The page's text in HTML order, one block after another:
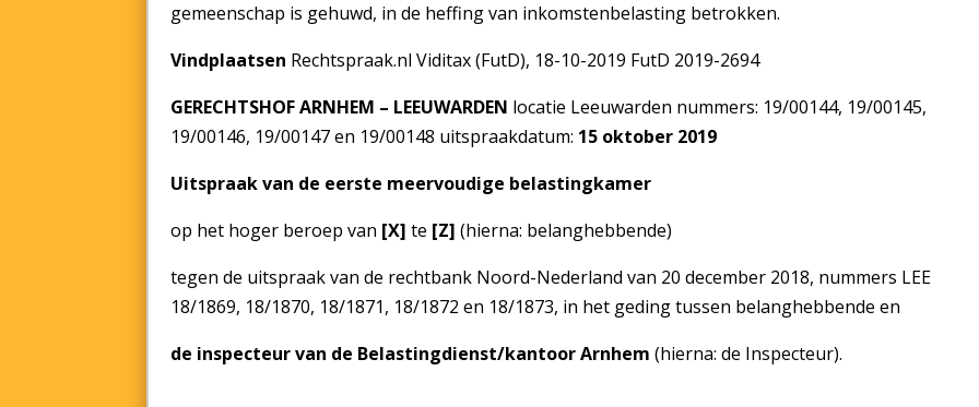
gemeenschap is gehuwd, in de heffing van inkomstenbelasting betrokken.
Vindplaatsen Rechtspraak.nl Viditax (FutD), 18-10-2019 FutD 2019-2694
GERECHTSHOF ARNHEM – LEEUWARDEN locatie Leeuwarden nummers: 19/00144, 19/00145,
19/00146, 19/00147 en 19/00148 uitspraakdatum: 15 oktober 2019
Uitspraak van de eerste meervoudige belastingkamer
op het hoger beroep van [X]te [Z](hierna: belanghebbende)
tegen de uitspraak van de rechtbank Noord-Nederland van 20 december 2018, nummers LEE
18/1869, 18/1870, 18/1871, 18/1872 en 18/1873, in het geding tussen belanghebbende en
de inspecteur van de Belastingdienst/kantoor Arnhem(hierna: de Inspecteur).